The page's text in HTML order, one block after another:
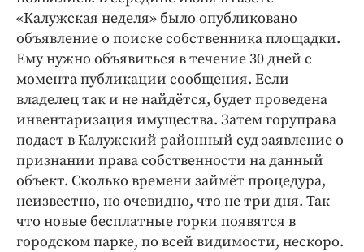
«Калужская неделя» было опубликовано
объявление о поиске собственника площадки.
Ему нужно объявиться в течение 30 дней с
момента публикации сообщения. Если
владелец так и не найдётся, будет проведена
инвентаризация имущества. Затем горуправа
подаст в Калужский районный суд заявление о
признании права собственности на данный
объект. Сколько времени займёт процедура,
неизвестно, но очевидно, что не три дня. Так
что новые бесплатные горки появятся в
городском парке, по всей видимости, нескоро.